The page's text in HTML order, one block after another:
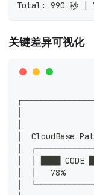
Total: 990 秒 |
关键差异可视化
│
│
│
│  │ ████
│  │   78%
│